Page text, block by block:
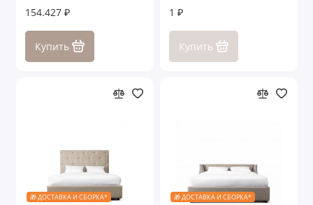
154.427 ₽
Купить
1 ₽
Купить
🎁 ДОСТАВКА И СБОРКА* 🎁 ДОСТАВКА И СБОРКА*